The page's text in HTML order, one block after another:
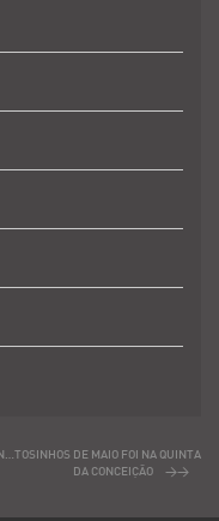
DE MAIO FOI NA QUINTA
DA CONCEIÇÃO